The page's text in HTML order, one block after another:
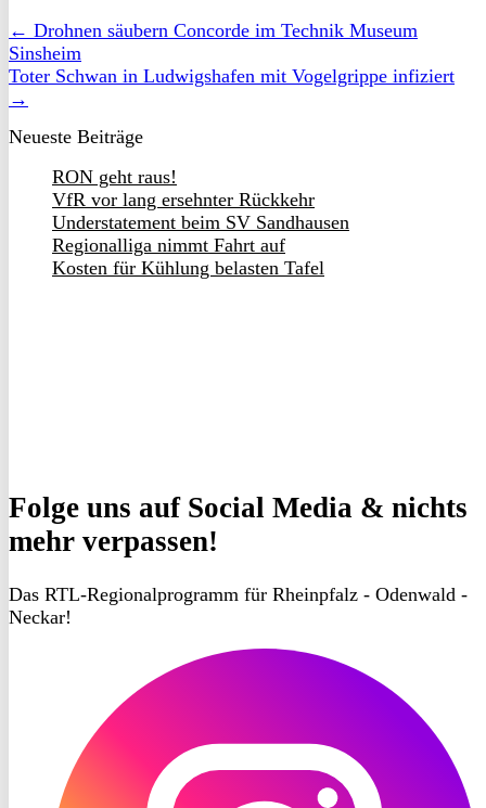
← Drohnen säubern Concorde im Technik Museum
Sinsheim
Toter Schwan in Ludwigshafen mit Vogelgrippe infiziert
→
Neueste Beiträge
RON geht raus!
VfR vor lang ersehnter Rückkehr
Understatement beim SV Sandhausen
Regionalliga nimmt Fahrt auf
Kosten für Kühlung belasten Tafel
Folge uns auf Social Media & nichts
mehr verpassen!
Das RTL-Regionalprogramm für Rheinpfalz - Odenwald -
Neckar!
Instagram